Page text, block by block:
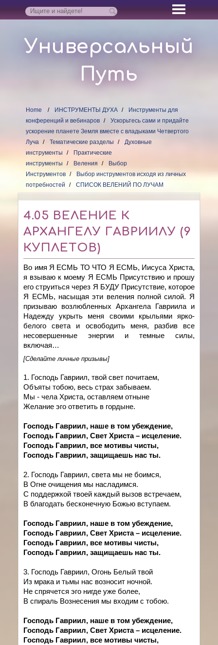
Универсальный
Путь
Home ИНСТРУМЕНТЫ ДУХА
Инструменты для
конференций и вебинаров
Ускорьтесь сами и придайте
ускорение планете Земля вместе с владыками Четвертого
Луча
Тематические разделы
Духовные
инструменты
Практические
инструменты
Веления
Выбор
Инструментов
Выбор инструментов исходя из личных
потребностей
СПИСОК ВЕЛЕНИЙ ПО ЛУЧАМ
4.05 ВЕЛЕНИЕ К
АРХАНГЕЛУ ГАВРИИЛУ (9
КУПЛЕТОВ)
Во имя Я ЕСМЬ ТО ЧТО Я ЕСМЬ, Иисуса Христа,
я взываю к моему Я ЕСМЬ Присутствию и прошу
его струиться через Я БУДУ Присутствие, которое
Я ЕСМЬ, насыщая эти веления полной силой. Я
призываю возлюбленных Архангела Гавриила и
Надежду укрыть меня своими крыльями ярко-
белого света и освободить меня, разбив все
несовершенные энергии и темные силы,
включая…
[Сделайте личные призывы]
1. Господь Гавриил, твой свет почитаем,
Объяты тобою, весь страх забываем.
Мы - чела Христа, оставляем отныне
Желание эго ответить в гордыне.
Господь Гавриил, наше в том убеждение,
Господь Гавриил, Свет Христа – исцеление.
Господь Гавриил, все мотивы чисты,
Господь Гавриил, защищаешь нас ты.
2. Господь Гавриил, света мы не боимся,
В Огне очищения мы насладимся.
С поддержкой твоей каждый вызов встречаем,
В благодать бесконечную Божью вступаем.
Господь Гавриил, наше в том убеждение,
Господь Гавриил, Свет Христа – исцеление.
Господь Гавриил, все мотивы чисты,
Господь Гавриил, защищаешь нас ты.
3. Господь Гавриил, Огонь Белый твой
Из мрака и тьмы нас возносит ночной.
Не спрячется эго нигде уже более,
В спираль Вознесения мы входим с тобою.
Господь Гавриил, наше в том убеждение,
Господь Гавриил, Свет Христа – исцеление.
Господь Гавриил, все мотивы чисты,